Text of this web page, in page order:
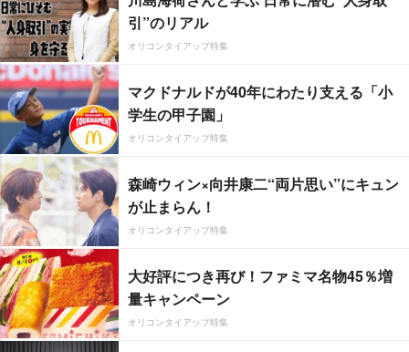
引”のリアル
オリコンタイアップ特集
マクドナルドが40年にわたり支える「小
学生の甲子園」
オリコンタイアップ特集
森崎ウィン×向井康二“両片思い”にキュン
が止まらん！
オリコンタイアップ特集
大好評につき再び！ファミマ名物45％増
量キャンペーン
オリコンタイアップ特集